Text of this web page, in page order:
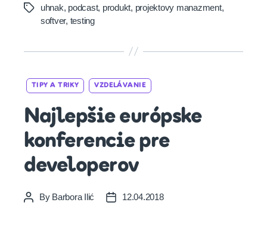
Tags uhnak, podcast, produkt, projektovy manazment,
softver, testing
Categories
TIPY A TRIKY VZDELÁVANIE
Najlepšie európske
konferencie pre
developerov
PostBy Barbora Ilić
Post12.04.2018